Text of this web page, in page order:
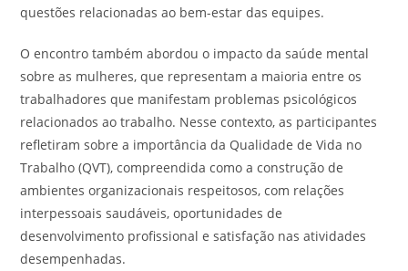
questões relacionadas ao bem-estar das equipes.
O encontro também abordou o impacto da saúde mental
sobre as mulheres, que representam a maioria entre os
trabalhadores que manifestam problemas psicológicos
relacionados ao trabalho. Nesse contexto, as participantes
refletiram sobre a importância da Qualidade de Vida no
Trabalho (QVT), compreendida como a construção de
ambientes organizacionais respeitosos, com relações
interpessoais saudáveis, oportunidades de
desenvolvimento profissional e satisfação nas atividades
desempenhadas.